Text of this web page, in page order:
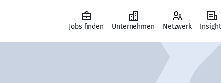
Jobs finden Unternehmen Netzwerk